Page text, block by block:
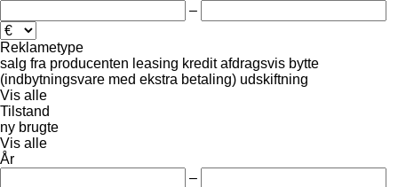
–
Reklametype
salg fra producenten leasing kredit afdragsvis bytte
(indbytningsvare med ekstra betaling) udskiftning
Vis alle
Tilstand
ny brugte
Vis alle
År
–